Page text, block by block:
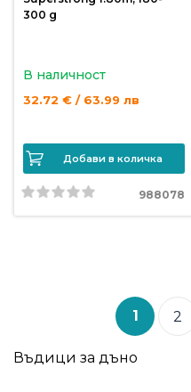
300 g
В наличност
32.72 € / 63.99 лв
Добави в количка
988078
1 2
Въдици за дъно